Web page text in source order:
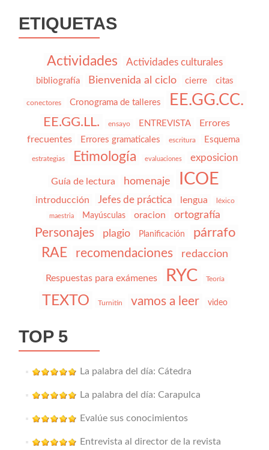
ETIQUETAS
Actividades Actividades culturales
bibliografía Bienvenida al ciclo cierre citas
conectores Cronograma de talleres EE.GG.CC.
EE.GG.LL. ensayo ENTREVISTA
Errores
frecuentes
Errores gramaticales escritura Esquema
estrategias Etimología evaluaciones exposicion
Guía de lectura homenaje ICOE
introducción Jefes de práctica lengua léxico
maestria Mayúsculas oracion ortografía
Personajes plagio Planificación párrafo
RAE recomendaciones redaccion
Respuestas para exámenes RYC Teoría
TEXTO Turnitin vamos a leer video
TOP 5
La palabra del día: Cátedra
La palabra del día: Carapulca
Evalúe sus conocimientos
Entrevista al director de la revista